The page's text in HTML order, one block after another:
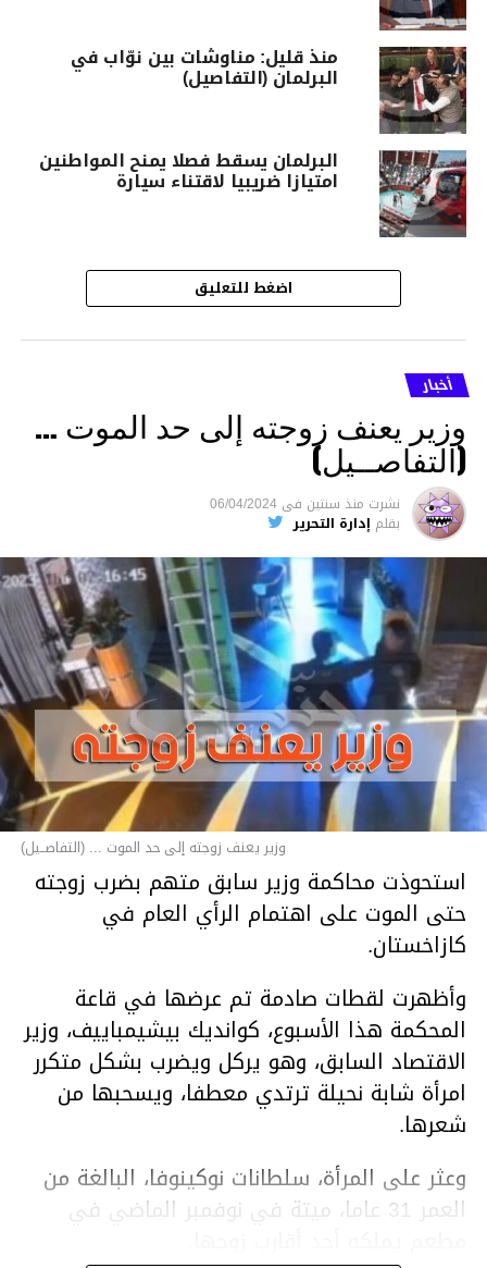
منذ قليل: مناوشات بين نوّاب في
البرلمان (التفاصيل)
البرلمان يسقط فصلا يمنح المواطنين
امتيازا ضريبيا لاقتناء سيارة
اضغط للتعليق
أخبار
وزير يعنف زوجته إلى حد الموت …
(التفاصــيل)
نشرت منذ سنتين فى 06/04/2024
بقلم إدارة التحرير
وزير يعنف زوجته إلى حد الموت ... (التفاصــيل)
استحوذت محاكمة وزير سابق متهم بضرب زوجته
حتى الموت على اهتمام الرأي العام في
كازاخستان.
وأظهرت لقطات صادمة تم عرضها في قاعة
المحكمة هذا الأسبوع، كوانديك بيشيمباييف، وزير
الاقتصاد السابق، وهو يركل ويضرب بشكل متكرر
امرأة شابة نحيلة ترتدي معطفا، ويسحبها من
شعرها.
وعثر على المرأة، سلطانات نوكينوفا، البالغة من
العمر 31 عاما، ميتة في نوفمبر الماضي في